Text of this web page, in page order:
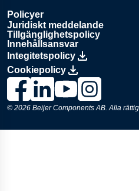
Policyer
Juridiskt meddelande
Tillgänglighetspolicy
Innehållsansvar
Integitetspolicy
Cookiepolicy
Länk till Lesjöfors på
Länk till Lesjöfors på
Länk till Lesjöfors
Länk till
© 2026 Beijer Components AB. Alla